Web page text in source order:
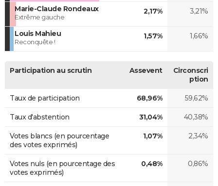
Marie-Claude Rondeaux
Extrême gauche
2,17% 3,21%
Louis Mahieu
Reconquête !
1,57% 1,66%
Participation au scrutin Assevent
Circonscri
ption
Taux de participation 68,96% 59,62%
Taux d'abstention 31,04% 40,38%
Votes blancs (en pourcentage
des votes exprimés)
1,07% 2,34%
Votes nuls (en pourcentage des
votes exprimés)
0,48% 0,86%